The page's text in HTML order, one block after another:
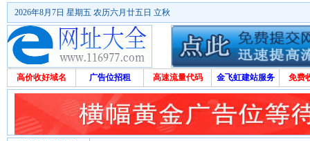
2026年8月7日 星期五 农历六月廿五日 立秋
高价收好域名 广告位招租 高速流量代码 金飞虹建站服务 免费